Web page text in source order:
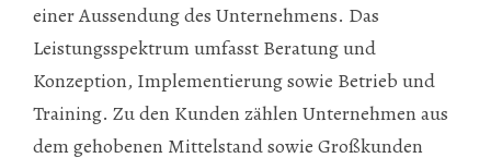
einer Aussendung des Unternehmens. Das
Leistungsspektrum umfasst Beratung und
Konzeption, Implementierung sowie Betrieb und
Training. Zu den Kunden zählen Unternehmen aus
dem gehobenen Mittelstand sowie Großkunden